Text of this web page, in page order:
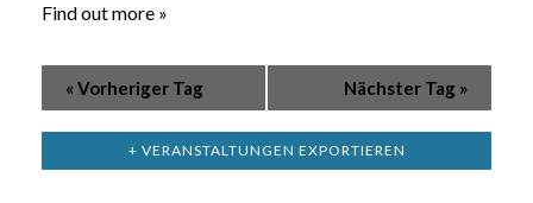
Find out more »
« Vorheriger Tag Nächster Tag »
+ VERANSTALTUNGEN EXPORTIEREN